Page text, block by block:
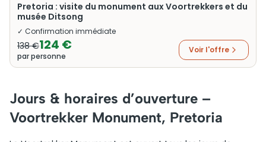
Pretoria : visite du monument aux Voortrekkers et du
musée Ditsong
✓ Confirmation immédiate
138 €124 €
par personne
Voir l'offre
Jours & horaires d’ouverture –
Voortrekker Monument, Pretoria